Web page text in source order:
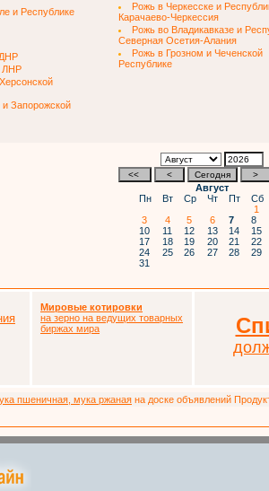
и Республике
ЛНР
Запорожской
Рожь в Черкесске и
Карачаево-Черкессия
Рожь во Владикавказе и
Северная Осетия-Алания
Рожь в Грозном и Чеченской
Республике
Август
Пн
Вт Ср Чт Пт Сб
1
3
4 5 6 7 8
10
11 12 13 14 15
17
18 19 20 21 22
24
25 26 27 28 29
31
Мировые котировки
на зерно на ведущих товарных
биржах мира
пшеничная, мука ржаная на доске объявлений